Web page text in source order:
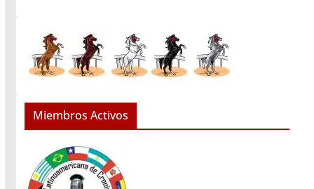
Miembros Activos